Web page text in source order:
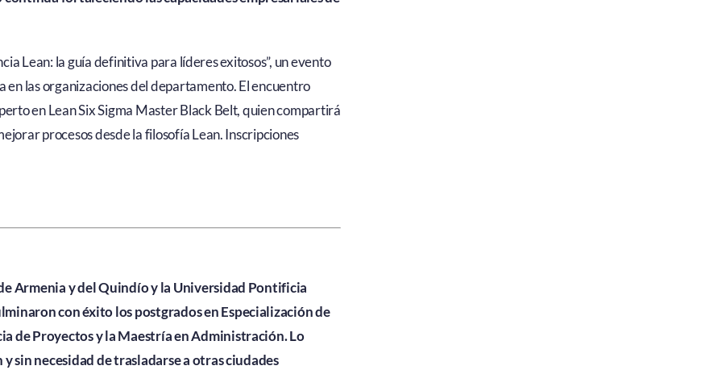
Lean: la guía definitiva para líderes exitosos”, un evento
las organizaciones del departamento. El encuentro
en Lean Six Sigma Master Black Belt, quien compartirá
procesos desde la filosofía Lean. Inscripciones
Armenia y del Quindío y la Universidad Pontificia
con éxito los postgrados en Especialización de
de Proyectos y la Maestría en Administración. Lo
sin necesidad de trasladarse a otras ciudades